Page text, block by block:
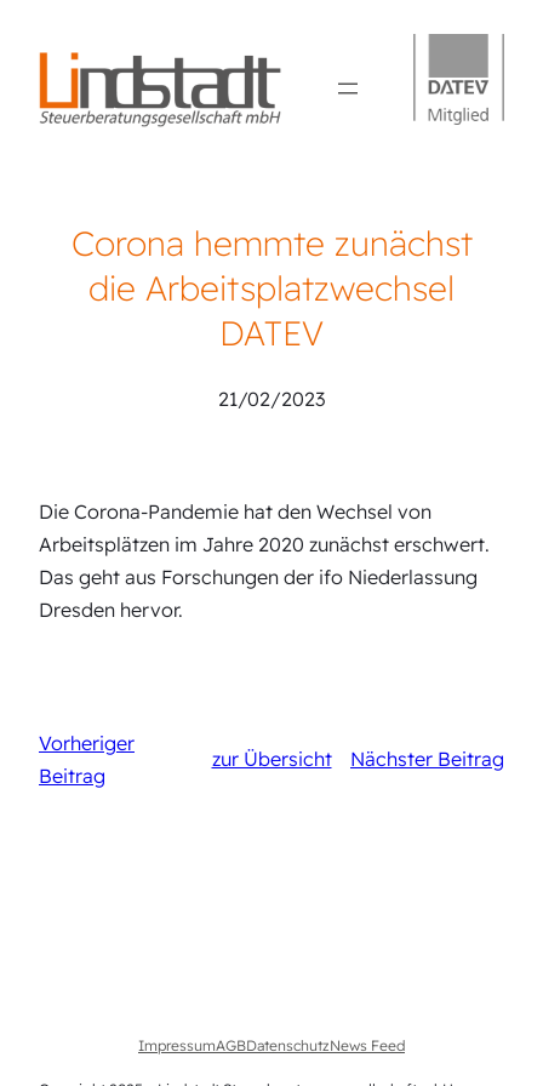
Corona hemmte zunächst
die Arbeitsplatzwechsel
DATEV
21/02/2023
Die Corona-Pandemie hat den Wechsel von
Arbeitsplätzen im Jahre 2020 zunächst erschwert.
Das geht aus Forschungen der ifo Niederlassung
Dresden hervor.
Vorheriger
Beitrag
zur Übersicht Nächster Beitrag
ImpressumAGBDatenschutzNews Feed